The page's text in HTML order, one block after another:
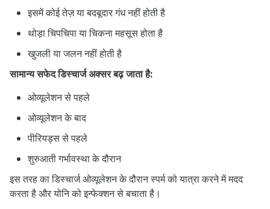
इसमें कोई तेज़ या बदबूदार गंध नहीं होती है
थोड़ा चिपचिपा या चिकना महसूस होता है
खुजली या जलन नहीं होती है
सामान्य सफेद डिस्चार्ज अक्सर बढ़ जाता है:
ओव्यूलेशन से पहले
ओव्यूलेशन के बाद
पीरियड्स से पहले
शुरुआती गर्भावस्था के दौरान
इस तरह का डिस्चार्ज ओव्यूलेशन के दौरान स्पर्म को यात्रा करने में मदद
करता है और योनि को इन्फेक्शन से बचाता है।